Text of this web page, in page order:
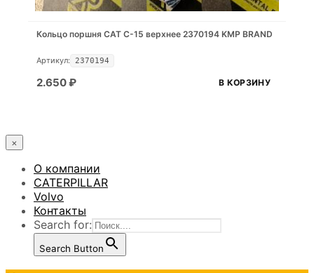
Кольцо поршня САТ С-15 верхнее 2370194 KMP BRAND
Артикул: 2370194
2.650₽ В КОРЗИНУ
×
О компании
CATERPILLAR
Volvo
Контакты
Search for:
Search Button